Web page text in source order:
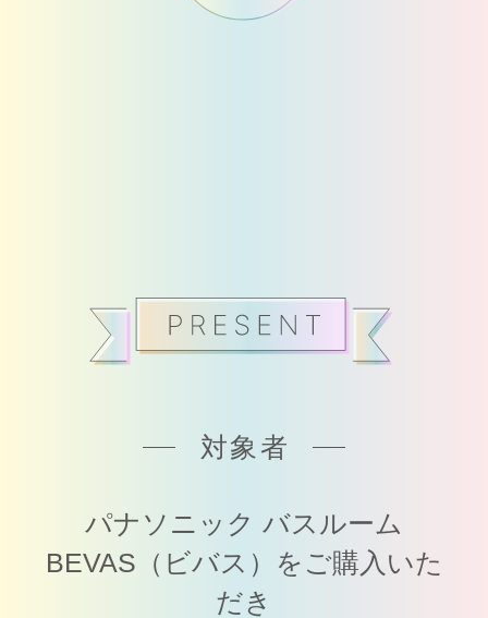
対象者
パナソニック バスルーム
BEVAS（ビバス）をご購入いた
だき